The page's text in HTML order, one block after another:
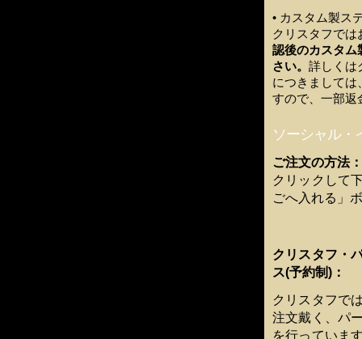
• カスタム製ス
クリスタフで
認後のカスタム
さい。 詳しくは
につきましては
すので、一部返
ソーシャル・
ご注文の方法
クリックして
ごへ入れる」
クリスタフ・
ス(予約制)：
クリスタフで
注文戴く、パ
を行っていま